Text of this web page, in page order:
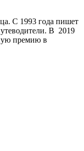
С 1993 года пишет
В 2019
премию в